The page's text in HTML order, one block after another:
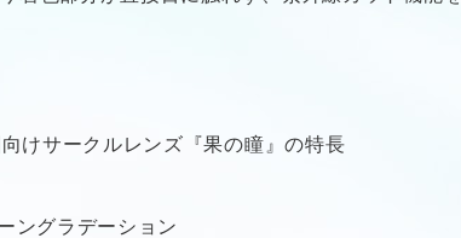
けサークルレンズ『果の瞳』の特長
ングラデーション